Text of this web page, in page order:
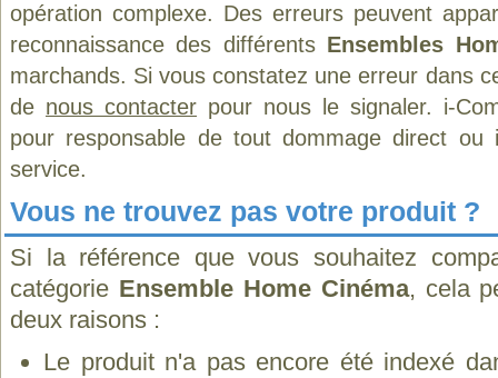
opération complexe. Des erreurs peuvent
reconnaissance des différents Ensembles
marchands. Si vous constatez une erreur dans
de nous contacter pour nous le signaler. i-
pour responsable de tout dommage direct
service.
Vous ne trouvez pas votre produit ?
Si la référence que vous souhaitez
catégorie Ensemble Home Cinéma, cela
deux raisons :
Le produit n'a pas encore été indexé